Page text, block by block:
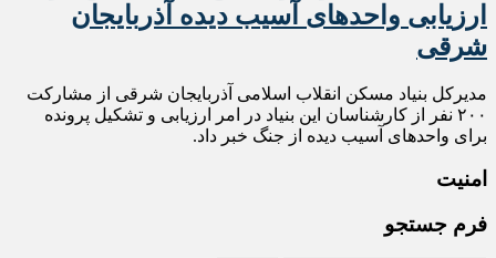
ارزیابی واحدهای آسیب دیده آذربایجان
شرقی
مدیرکل بنیاد مسکن انقلاب اسلامی آذربایجان شرقی از مشارکت
۲۰۰ نفر از کارشناسان این بنیاد در امر ارزیابی و تشکیل پرونده
برای واحدهای آسیب دیده از جنگ خبر داد.
امنیت
فرم جستجو